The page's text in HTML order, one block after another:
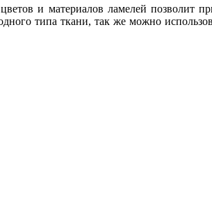
и материалов ламелей позволит
типа ткани, так же можно